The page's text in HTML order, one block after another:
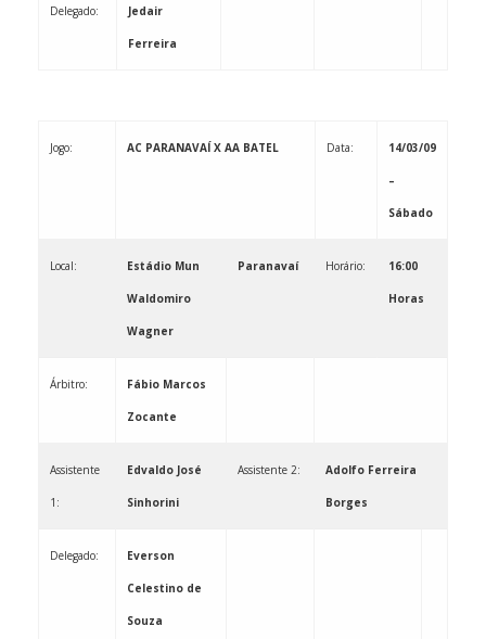
Delegado: Jedair
Ferreira
Jogo: AC PARANAVAÍ X AA BATEL Data: 14/03/09
–
Sábado
Local: Estádio Mun
Waldomiro
Wagner
Paranavaí Horário: 16:00
Horas
Árbitro: Fábio Marcos
Zocante
Assistente
1:
Edvaldo José
Sinhorini
Assistente 2: Adolfo Ferreira
Borges
Delegado: Everson
Celestino de
Souza